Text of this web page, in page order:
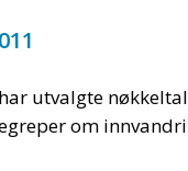
utvalgte
om